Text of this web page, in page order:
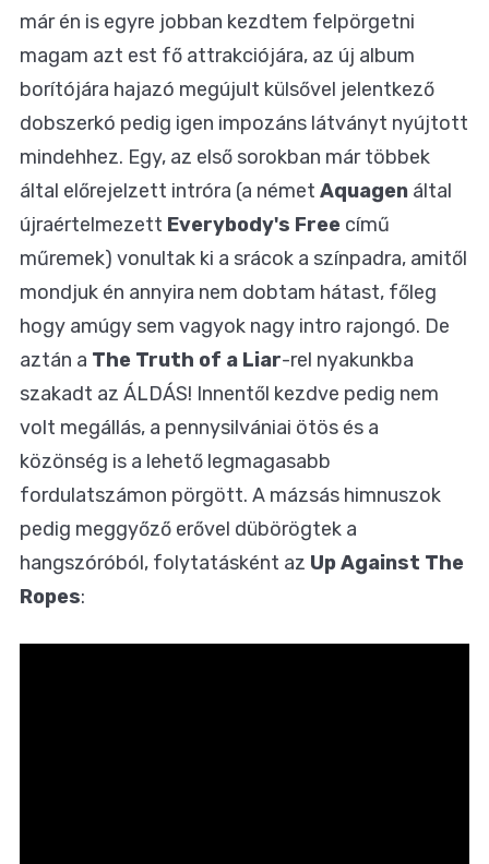
már én is egyre jobban kezdtem felpörgetni
magam azt est fő attrakciójára, az új album
borítójára hajazó megújult külsővel jelentkező
dobszerkó pedig igen impozáns látványt nyújtott
mindehhez. Egy, az első sorokban már többek
által előrejelzett intróra (a német Aquagen által
újraértelmezett Everybody's Free című
műremek) vonultak ki a srácok a színpadra, amitől
mondjuk én annyira nem dobtam hátast, főleg
hogy amúgy sem vagyok nagy intro rajongó. De
aztán a The Truth of a Liar-rel nyakunkba
szakadt az ÁLDÁS! Innentől kezdve pedig nem
volt megállás, a pennysilvániai ötös és a
közönség is a lehető legmagasabb
fordulatszámon pörgött. A mázsás himnuszok
pedig meggyőző erővel dübörögtek a
hangszóróból, folytatásként az Up Against The
Ropes: